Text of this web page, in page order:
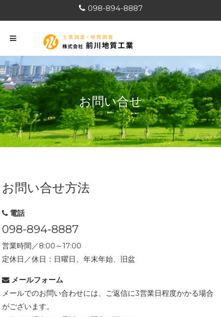
k
o
c
o
n
t
e
098-894-8887
お問い合せ
お問い合せ方法
電話
098-894-8887
営業時間／8:00～17:00
定休日／休日：日曜日、年末年始、旧盆
メールフォーム
メールでのお問い合わせには、ご返信に3営業日程度かかる場合
がございます。